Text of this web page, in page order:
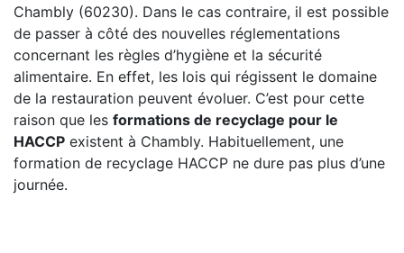
Chambly (60230). Dans le cas contraire, il est possible
de passer à côté des nouvelles réglementations
concernant les règles d’hygiène et la sécurité
alimentaire. En effet, les lois qui régissent le domaine
de la restauration peuvent évoluer. C’est pour cette
raison que les formations de recyclage pour le
HACCP existent à Chambly. Habituellement, une
formation de recyclage HACCP ne dure pas plus d’une
journée.